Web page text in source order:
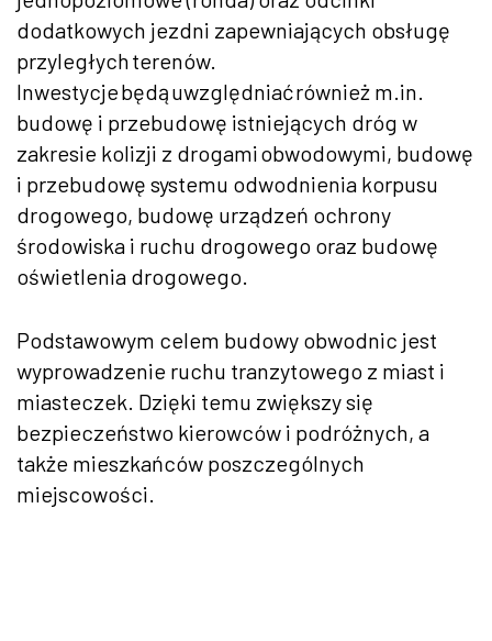
dodatkowych jezdni zapewniających obsługę
przyległych terenów.
Inwestycje będą uwzględniać również m.in.
budowę i przebudowę istniejących dróg w
zakresie kolizji z drogami obwodowymi, budowę
i przebudowę systemu odwodnienia korpusu
drogowego, budowę urządzeń ochrony
środowiska i ruchu drogowego oraz budowę
oświetlenia drogowego.
Podstawowym celem budowy obwodnic jest
wyprowadzenie ruchu tranzytowego z miast i
miasteczek. Dzięki temu zwiększy się
bezpieczeństwo kierowców i podróżnych, a
także mieszkańców poszczególnych
miejscowości.